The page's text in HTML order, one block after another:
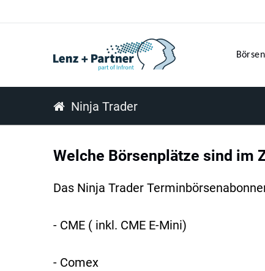
Ninja Trader
Welche Börsenplätze sind im
Das Ninja Trader
- CME ( inkl. CME E-Mini)
- Comex